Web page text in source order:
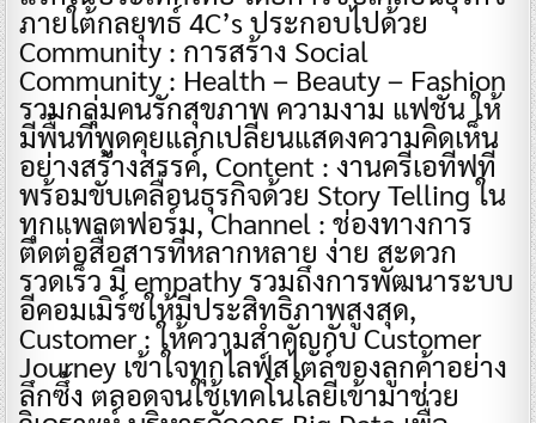
ภายใต้กลยุทธ์ 4C’s ประกอบไปด้วย
Community : การสร้าง Social
Community : Health – Beauty – Fashion
รวมกลุ่มคนรักสุขภาพ ความงาม แฟชั่น ให้
มีพื้นที่พูดคุยแลกเปลี่ยนแสดงความคิดเห็น
อย่างสร้างสรรค์, Content : งานครีเอทีฟที่
พร้อมขับเคลื่อนธุรกิจด้วย Story Telling ใน
ทุกแพลตฟอร์ม, Channel : ช่องทางการ
ติดต่อสื่อสารที่หลากหลาย ง่าย สะดวก
รวดเร็ว มี empathy รวมถึงการพัฒนาระบบ
อีคอมเมิร์ซให้มีประสิทธิภาพสูงสุด,
Customer : ให้ความสำคัญกับ Customer
Journey เข้าใจทุกไลฟ์สไตล์ของลูกค้าอย่าง
ลึกซึ้ง ตลอดจนใช้เทคโนโลยีเข้ามาช่วย